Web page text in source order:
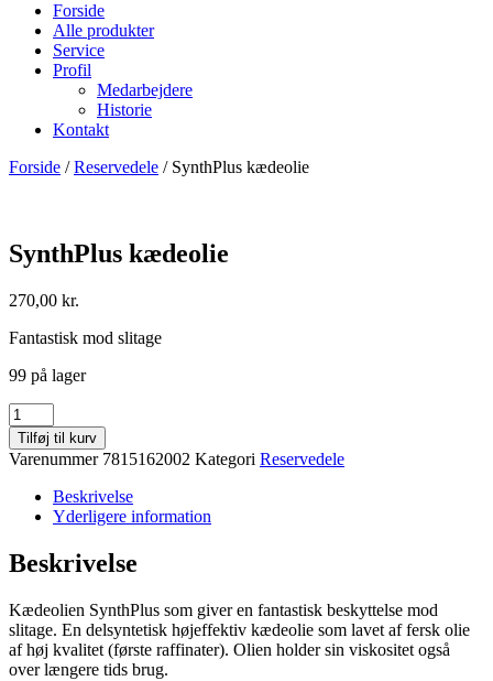
Forside
Alle produkter
Service
Profil
Medarbejdere
Historie
Kontakt
Forside /Reservedele / SynthPlus kædeolie
SynthPlus kædeolie
270,00 kr.
Fantastisk mod slitage
99 på lager
SynthPlus
kædeolie
antal
Tilføj til kurv
Varenummer 7815162002 Kategori Reservedele
Beskrivelse
Yderligere information
Beskrivelse
Kædeolien SynthPlus som giver en fantastisk beskyttelse mod
slitage. En delsyntetisk højeffektiv kædeolie som lavet af fersk olie
af høj kvalitet (første raffinater). Olien holder sin viskositet også
over længere tids brug.